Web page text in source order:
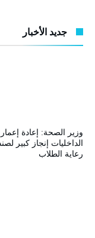
جديد الأخبار
وزير الصحة: إعادة إعمار
الداخليات إنجاز كبير
رعاية الطلاب